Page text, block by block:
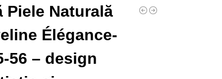
Piele Naturală
Élégance-
56 – design